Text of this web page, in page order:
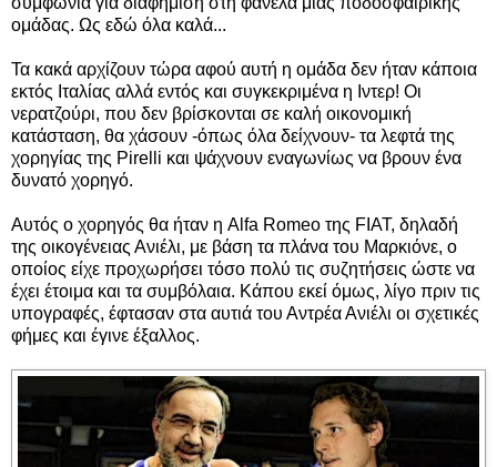
ομάδας. Ως εδώ όλα καλά...
Τα κακά αρχίζουν τώρα αφού αυτή η ομάδα δεν ήταν κάποια
εκτός Ιταλίας αλλά εντός και συγκεκριμένα η Ιντερ! Οι
νερατζούρι, που δεν βρίσκονται σε καλή οικονομική
κατάσταση, θα χάσουν -όπως όλα δείχνουν- τα λεφτά της
χορηγίας της Pirelli και ψάχνουν εναγωνίως να βρουν ένα
δυνατό χορηγό.
Αυτός ο χορηγός θα ήταν η Alfa Romeo της FIAT, δηλαδή
της οικογένειας Ανιέλι, με βάση τα πλάνα του Μαρκιόνε, ο
οποίος είχε προχωρήσει τόσο πολύ τις συζητήσεις ώστε να
έχει έτοιμα και τα συμβόλαια. Κάπου εκεί όμως, λίγο πριν τις
υπογραφές, έφτασαν στα αυτιά του Αντρέα Ανιέλι οι σχετικές
φήμες και έγινε έξαλλος.